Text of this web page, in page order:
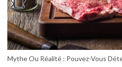
Mythe Ou Réalité : Pouvez-Vous